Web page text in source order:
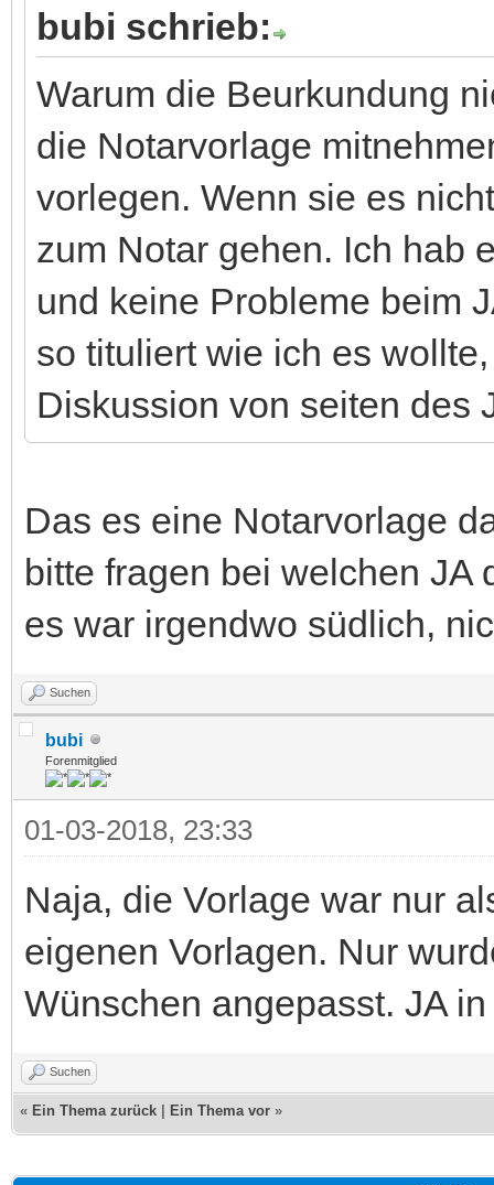
bubi schrieb:
Warum die Beurkundung
die Notarvorlage
vorlegen. Wenn sie es
zum Notar gehen. Ich hab
und keine Probleme beim
so tituliert wie ich es
Diskussion von seiten des
Das es eine Notarvorlage
bitte fragen bei welchen JA
es war irgendwo südlich,
Suchen
bubi
Forenmitglied
01-03-2018, 23:33
Naja, die Vorlage war nur
eigenen Vorlagen. Nur
Wünschen angepasst. JA
Suchen
« Ein Thema zurück Ein Thema vor »